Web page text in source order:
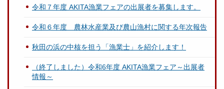
令和７年度 AKITA漁業フェアの出展者を募集します。
令和６年度 農林水産業及び農山漁村に関する年次報告
秋田の浜の中核を担う「漁業士」を紹介します！
（終了しました）令和6年度 AKITA漁業フェア～出展者
情報～